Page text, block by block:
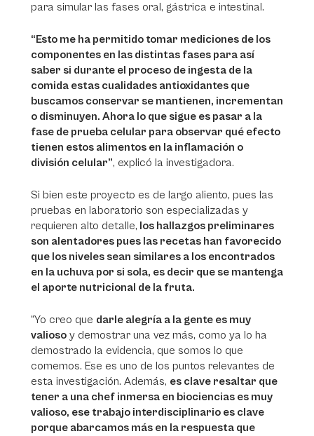
para simular las fases oral, gástrica e intestinal.
“Esto me ha permitido tomar mediciones de los
componentes en las distintas fases para así
saber si durante el proceso de ingesta de la
comida estas cualidades antioxidantes que
buscamos conservar se mantienen, incrementan
o disminuyen. Ahora lo que sigue es pasar a la
fase de prueba celular para observar qué efecto
tienen estos alimentos en la inflamación o
división celular”, explicó la investigadora.
Si bien este proyecto es de largo aliento, pues las
pruebas en laboratorio son especializadas y
requieren alto detalle, los hallazgos preliminares
son alentadores pues las recetas han favorecido
que los niveles sean similares a los encontrados
en la uchuva por si sola, es decir que se mantenga
el aporte nutricional de la fruta.
“Yo creo que darle alegría a la gente es muy
valioso y demostrar una vez más, como ya lo ha
demostrado la evidencia, que somos lo que
comemos. Ese es uno de los puntos relevantes de
esta investigación. Además, es clave resaltar que
tener a una chef inmersa en biociencias es muy
valioso, ese trabajo interdisciplinario es clave
porque abarcamos más en la respuesta que